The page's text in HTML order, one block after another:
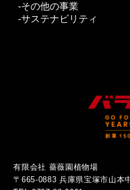
その他の事業
サステナビリティ
有限会社 薔薇園植物場
〒665-0883 兵庫県宝塚市山本